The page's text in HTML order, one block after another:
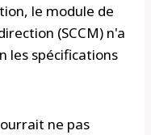
le module de
(SCCM) n'a
les spécifications
ne pas